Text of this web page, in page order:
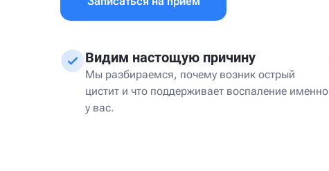
Видим настощую причину
Мы разбираемся, почему возник острый
цистит и что поддерживает воспаление именно
у вас.